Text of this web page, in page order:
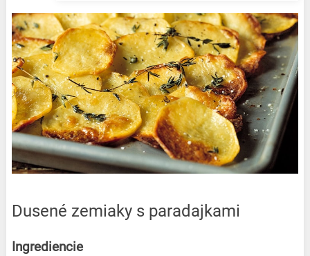
Dusené zemiaky s paradajkami
Ingrediencie